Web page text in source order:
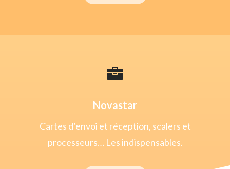

Novastar
Cartes d’envoi et réception, scalers et
processeurs… Les indispensables.